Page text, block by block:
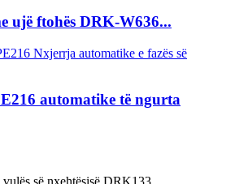
ujë ftohës DRK-W636...
automatike të ngurta